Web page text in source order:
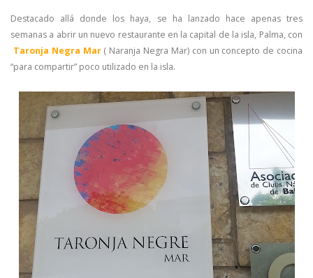
Destacado allá donde los haya, se ha lanzado hace apenas tres
semanas a abrir un nuevo restaurante en la capital de la isla, Palma, con
Taronja Negra Mar( Naranja Negra Mar) con un concepto de cocina
“para compartir” poco utilizado en la isla.